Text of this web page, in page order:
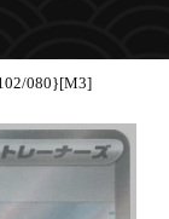
080}[M3]